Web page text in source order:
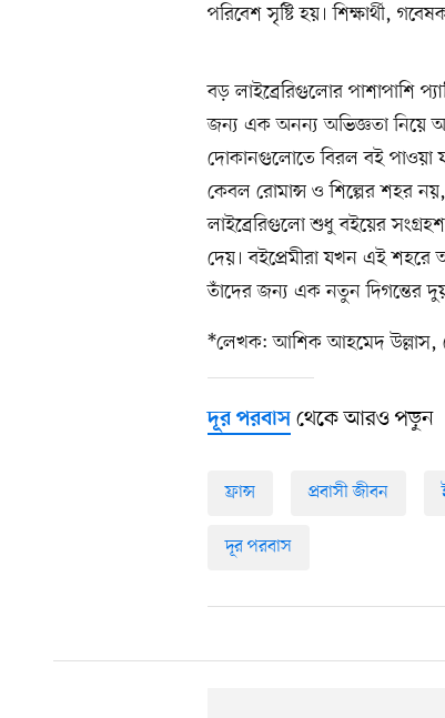
পরিবেশ সৃষ্টি হয়। শিক্ষার্থী,
বড় লাইব্রেরিগুলোর পাশাপাশি
জন্য এক অনন্য অভিজ্ঞতা নিয়ে
দোকানগুলোতে বিরল বই পাওয়া
কেবল রোমান্স ও শিল্পের শহর
লাইব্রেরিগুলো শুধু বইয়ের
দেয়। বইপ্রেমীরা যখন এই শহরে
তাঁদের জন্য এক নতুন দিগন্তের
*লেখক: আশিক আহমেদ উল্লাস,
দূর পরবাস থেকে আরও পড়ুন
ফ্রান্স প্রবাসী জীবন
দূর পরবাস